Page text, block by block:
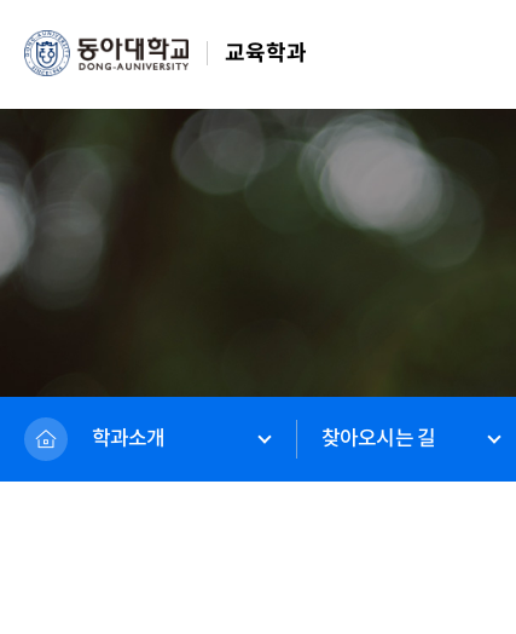
교육학과
학과소개 찾아오시는 길